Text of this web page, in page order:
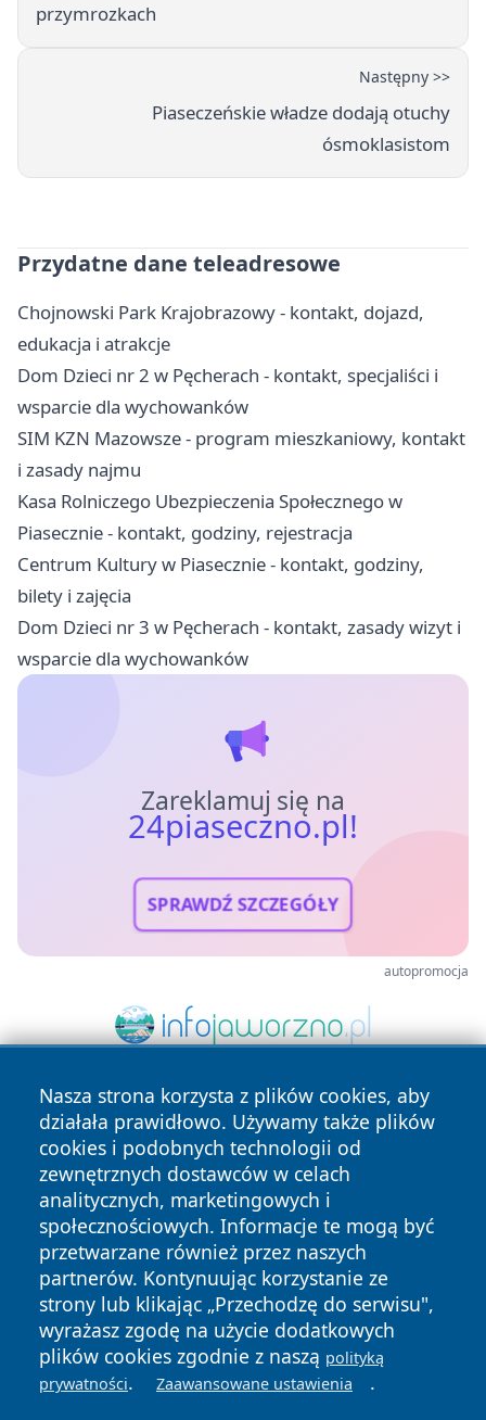
przymrozkach
Następny >>
Piaseczeńskie władze dodają otuchy
ósmoklasistom
Przydatne dane teleadresowe
Chojnowski Park Krajobrazowy - kontakt, dojazd,
edukacja i atrakcje
Dom Dzieci nr 2 w Pęcherach - kontakt, specjaliści i
wsparcie dla wychowanków
SIM KZN Mazowsze - program mieszkaniowy, kontakt
i zasady najmu
Kasa Rolniczego Ubezpieczenia Społecznego w
Piasecznie - kontakt, godziny, rejestracja
Centrum Kultury w Piasecznie - kontakt, godziny,
bilety i zajęcia
Dom Dzieci nr 3 w Pęcherach - kontakt, zasady wizyt i
wsparcie dla wychowanków
Zareklamuj się na
24piaseczno.pl!
SPRAWDŹ SZCZEGÓŁY
autopromocja
Nasza strona korzysta z plików cookies, aby
działała prawidłowo. Używamy także plików
cookies i podobnych technologii od
zewnętrznych dostawców w celach
analitycznych, marketingowych i
społecznościowych. Informacje te mogą być
przetwarzane również przez naszych
partnerów. Kontynuując korzystanie ze
strony lub klikając „Przechodzę do serwisu",
wyrażasz zgodę na użycie dodatkowych
plików cookies zgodnie z naszą polityką
prywatności. Zaawansowane ustawienia .
Copyright © 2026 24piaseczno.pl Wszystkie prawa
zastrzeżone.
News Autorzy
Polityka
Prywatności
Polityka
Cookies